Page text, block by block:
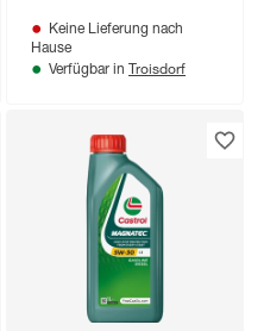
Keine Lieferung nach
Hause
Verfügbar in Troisdorf